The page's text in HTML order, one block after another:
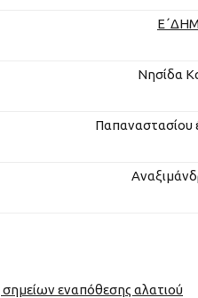
Ε΄
Νησίδα
Παπαναστασίου
εναπόθεσης αλατιού